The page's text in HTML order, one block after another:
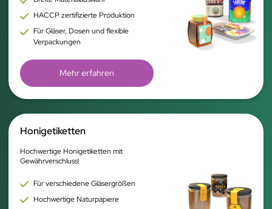
HACCP zertifizierte Produktion
Für Gläser, Dosen und flexible
Verpackungen
Mehr erfahren
Honigetiketten
Hochwertige Honigetiketten mit
Gewährverschluss!
Für verschiedene Gläsergrößen
Hochwertige Naturpapiere